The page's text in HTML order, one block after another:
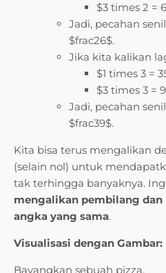
$3 times 2 =
Jadi, pecahan
$frac26$.
Jika kita kalikan
$1 times 3 =
$3 times 3 =
Jadi, pecahan
$frac39$.
Kita bisa terus mengalikan
(selain nol) untuk
tak terhingga banyaknya.
mengalikan pembilang dan
angka yang sama.
Visualisasi dengan Gambar:
Bayangkan sebuah pizza.